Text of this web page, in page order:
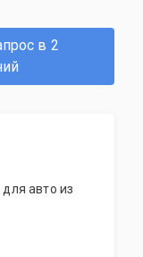
в 2
авто из